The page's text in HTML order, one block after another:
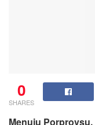
0
SHARES
Menuju